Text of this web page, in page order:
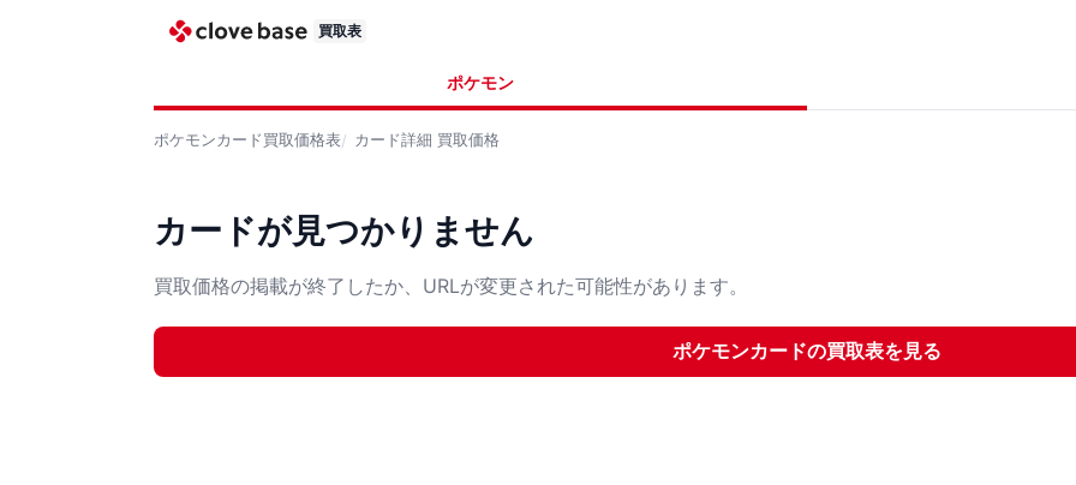
買取表
ポケモン
ポケモンカード買取価格表 カード詳細 買取価格
カードが見つかりません
買取価格の掲載が終了したか、URLが変更された可能性があります。
ポケモンカードの買取表を見る